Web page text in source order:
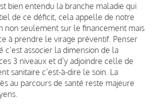
bien entendu la branche maladie qui
de ce déficit, cela appelle de notre
non seulement sur le financement mais
à prendre le virage préventif. Penser
c’est associer la dimension de la
3 niveaux et d’y adjoindre celle de
sanitaire c’est-à-dire le soin. La
au parcours de santé reste majeure